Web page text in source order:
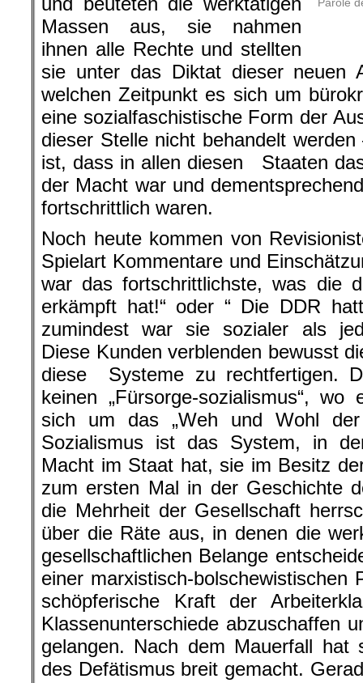
Massen aus, sie nahmen
ihnen alle Rechte und stellten
sie unter das Diktat dieser neuen
welchen Zeitpunkt es sich um
eine sozialfaschistische Form der
dieser Stelle nicht behandelt
ist, dass in allen diesen Staaten
der Macht war und
fortschrittlich waren.
Noch heute kommen von
Spielart Kommentare und
war das fortschrittlichste, was die
erkämpft hat!“ oder “ Die DDR
zumindest war sie sozialer als
Diese Kunden verblenden bewusst
diese Systeme zu rechtfertigen.
keinen „Fürsorge-sozialismus“,
sich um das „Weh und Wohl
Sozialismus ist das System, in
Macht im Staat hat, sie im Besitz
zum ersten Mal in der Geschichte
die Mehrheit der Gesellschaft
über die Räte aus, in denen die
gesellschaftlichen Belange
einer marxistisch-bolschewistischen
schöpferische Kraft der
Klassenunterschiede abzuschaffen
gelangen. Nach dem Mauerfall hat
des Defätismus breit gemacht.